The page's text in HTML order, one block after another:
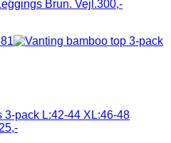
Brun. Vejl.300,-
3-pack L:42-44 XL:46-48